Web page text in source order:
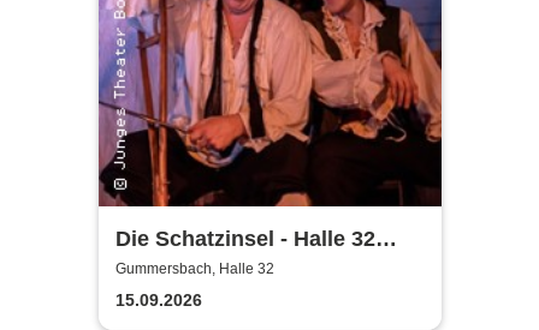
Die Schatzinsel - Halle 32
Gummersbach
Gummersbach, Halle 32
15.09.2026